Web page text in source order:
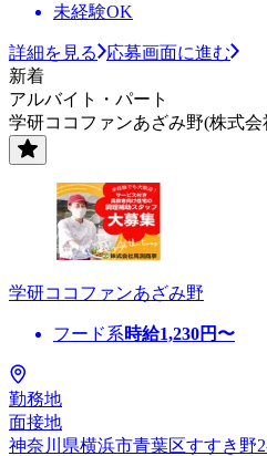
未経験OK
詳細を見る
応募画面に進む
新着
アルバイト・パート
学研ココファンあざみ野(株式
学研ココファンあざみ野
フード系時給1,230円〜
勤務地
面接地
神奈川県横浜市青葉区すすき野